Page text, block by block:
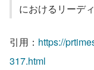
におけるリーデ
引用： https://
317.html